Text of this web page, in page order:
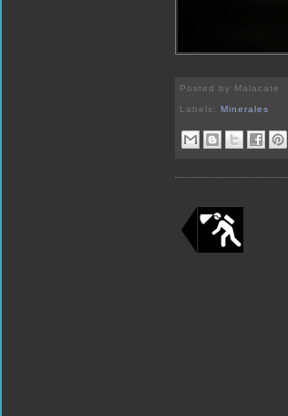
Posted by Malacate
Labels:Minerales